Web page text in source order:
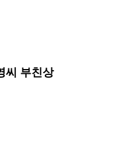
씨 부친상